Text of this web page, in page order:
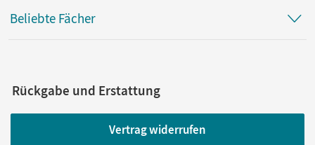
Beliebte Fächer
Rückgabe und Erstattung
Vertrag widerrufen